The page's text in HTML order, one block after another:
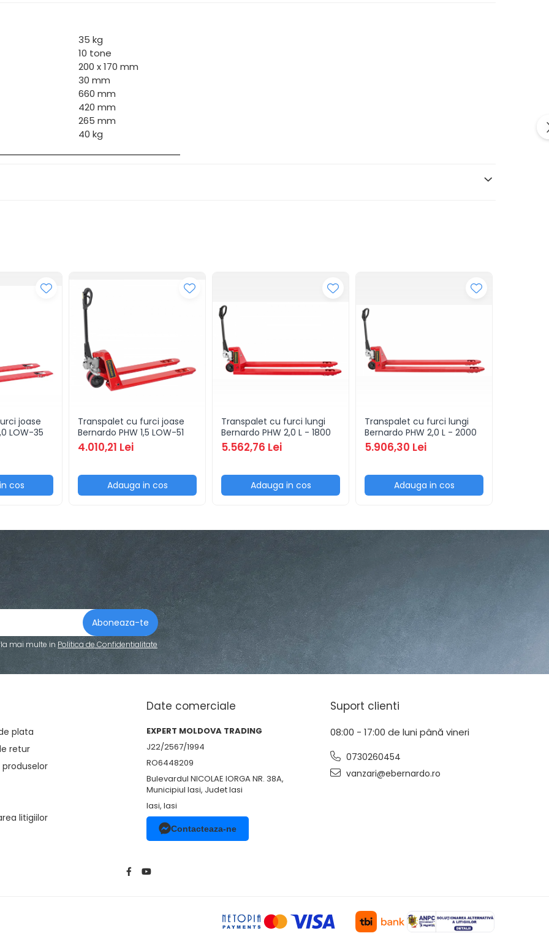
35 kg
10 tone
200 x 170 mm
30 mm
660 mm
420 mm
265 mm
40 kg
joase
LOW-35
cos
Transpalet cu furci joase
Bernardo PHW 1,5 LOW-51
4.010,21 Lei
Adauga in cos
Transpalet cu furci lungi
Bernardo PHW 2,0 L - 1800
5.562,76 Lei
Adauga in cos
Transpalet cu furci lungi
Bernardo PHW 2,0 L - 2000
5.906,30 Lei
Adauga in cos
mai multe in Politica de Confidentialitate
plata
retur
litigiilor
Date comerciale
EXPERT MOLDOVA TRADING
J22/2567/1994
RO6448209
Bulevardul NICOLAE IORGA NR. 38A,
Municipiul Iasi, Judet Iasi
Iasi, Iasi
Contacteaza-ne
Suport clienti
08:00 - 17:00 de luni până vineri
0730260454
vanzari@ebernardo.ro